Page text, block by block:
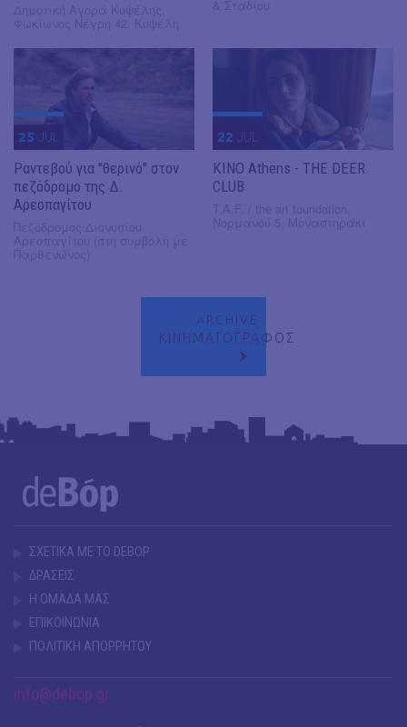
25 JUL
Ραντεβού για "θερινό" στον
πεζόδρομο της Δ.
Αρεοπαγίτου
22 JUL
KINO Athens - THE DEER
CLUB
ARCHIVE
ΚΙΝΗΜΑΤΟΓΡΑΦΟΣ
ΣΧΕΤΙΚΑ ΜΕ ΤΟ DEBOP
ΔΡΑΣΕΙΣ
Η ΟΜΑΔΑ ΜΑΣ
ΕΠΙΚΟΙΝΩΝΙΑ
ΠΟΛΙΤΙΚΗ ΑΠΟΡΡΗΤΟΥ
info@debop.gr